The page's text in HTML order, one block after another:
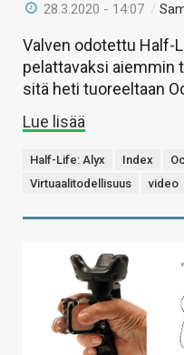
28.3.2020 - 14:07 /
Valven odotettu Half-
pelattavaksi aiemmin
sitä heti tuoreeltaan
Lue lisää
Half-Life: Alyx Index
Virtuaalitodellisuus
video